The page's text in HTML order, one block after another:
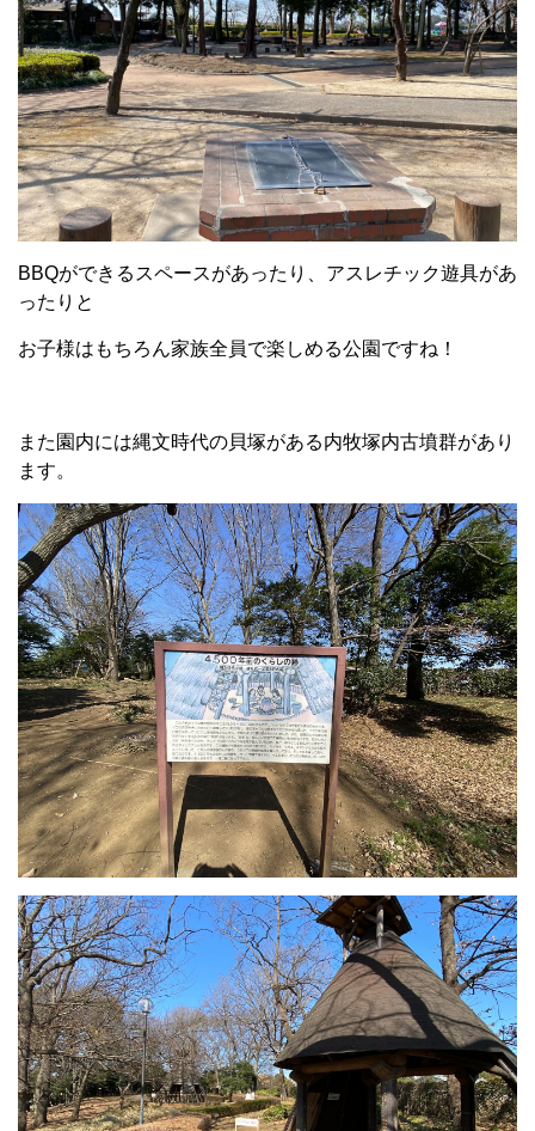
BBQができるスペースがあったり、アスレチック遊具があ
ったりと
お子様はもちろん家族全員で楽しめる公園ですね！
また園内には縄文時代の貝塚がある内牧塚内古墳群があり
ます。